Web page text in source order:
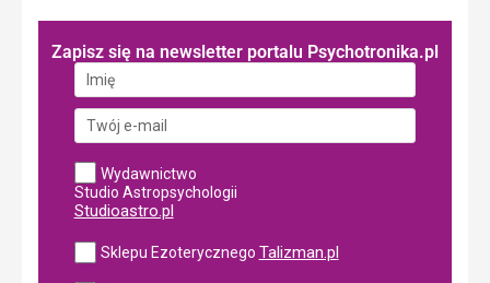
Zapisz się na newsletter portalu Psychotronika.pl
Wydawnictwo
Studio Astropsychologii
Studioastro.pl
Sklepu Ezoterycznego Talizman.pl